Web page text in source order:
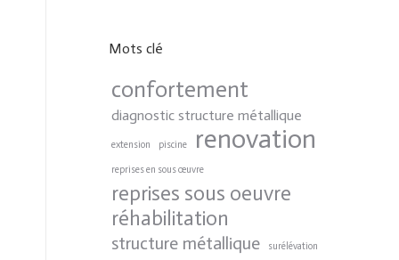
Mots clé
confortement
diagnostic structure métallique
extension piscine renovation
reprises en sous œuvre
reprises sous oeuvre
réhabilitation
structure métallique surélévation